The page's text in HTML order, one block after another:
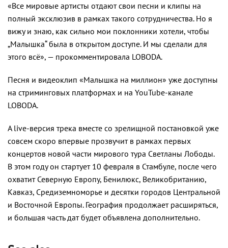
«Все мировые артисты отдают свои песни и клипы на
полный эксклюзив в рамках такого сотрудничества. Но я
вижу и знаю, как сильно мои поклонники хотели, чтобы
„Малышка“ была в открытом доступе. И мы сделали для
этого всё», — прокомментировала LOBODA.
Песня и видеоклип «Малышка на миллион» уже доступны
на стриминговых платформах и на YouTube-канале
LOBODA.
А live-версия трека вместе со зрелищной постановкой уже
совсем скоро впервые прозвучит в рамках первых
концертов новой части мирового тура Светланы Лободы.
В этом году он стартует 10 февраля в Стамбуле, после чего
охватит Северную Европу, Бенилюкс, Великобританию,
Кавказ, Средиземноморье и десятки городов Центральной
и Восточной Европы. География продолжает расширяться,
и большая часть дат будет объявлена дополнительно.